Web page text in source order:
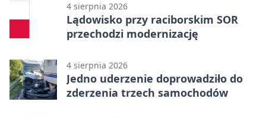
4 sierpnia 2026
Lądowisko przy raciborskim SOR
przechodzi modernizację
4 sierpnia 2026
Jedno uderzenie doprowadziło do
zderzenia trzech samochodów